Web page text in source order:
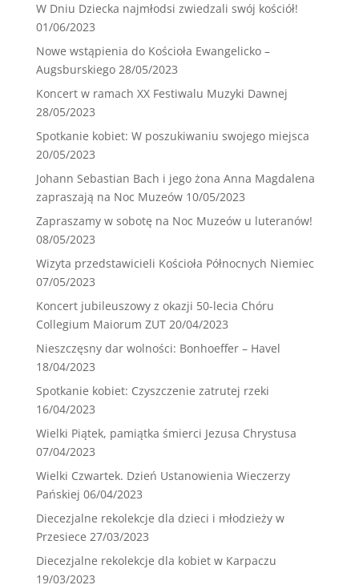
W Dniu Dziecka najmłodsi zwiedzali swój kościół!
01/06/2023
Nowe wstąpienia do Kościoła Ewangelicko –
Augsburskiego 28/05/2023
Koncert w ramach XX Festiwalu Muzyki Dawnej
28/05/2023
Spotkanie kobiet: W poszukiwaniu swojego miejsca
20/05/2023
Johann Sebastian Bach i jego żona Anna Magdalena
zapraszają na Noc Muzeów 10/05/2023
Zapraszamy w sobotę na Noc Muzeów u luteranów!
08/05/2023
Wizyta przedstawicieli Kościoła Północnych Niemiec
07/05/2023
Koncert jubileuszowy z okazji 50-lecia Chóru
Collegium Maiorum ZUT 20/04/2023
Nieszczęsny dar wolności: Bonhoeffer – Havel
18/04/2023
Spotkanie kobiet: Czyszczenie zatrutej rzeki
16/04/2023
Wielki Piątek, pamiątka śmierci Jezusa Chrystusa
07/04/2023
Wielki Czwartek. Dzień Ustanowienia Wieczerzy
Pańskiej 06/04/2023
Diecezjalne rekolekcje dla dzieci i młodzieży w
Przesiece 27/03/2023
Diecezjalne rekolekcje dla kobiet w Karpaczu
19/03/2023